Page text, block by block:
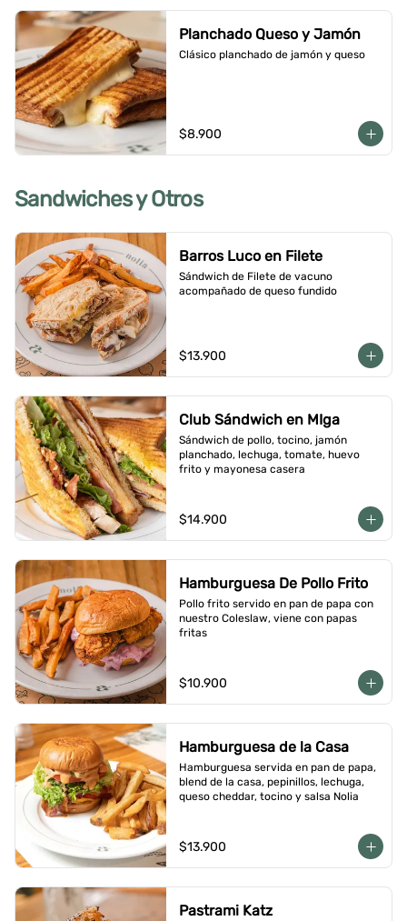
Planchado Queso y Jamón
Clásico planchado de jamón y queso
$8.900
Sandwiches y Otros
Barros Luco en Filete
Sándwich de Filete de vacuno
acompañado de queso fundido
$13.900
Club Sándwich en MIga
Sándwich de pollo, tocino, jamón
planchado, lechuga, tomate, huevo
frito y mayonesa casera
$14.900
Hamburguesa De Pollo Frito
Pollo frito servido en pan de papa con
nuestro Coleslaw, viene con papas
fritas
$10.900
Hamburguesa de la Casa
Hamburguesa servida en pan de papa,
blend de la casa, pepinillos, lechuga,
queso cheddar, tocino y salsa Nolia
$13.900
Pastrami Katz